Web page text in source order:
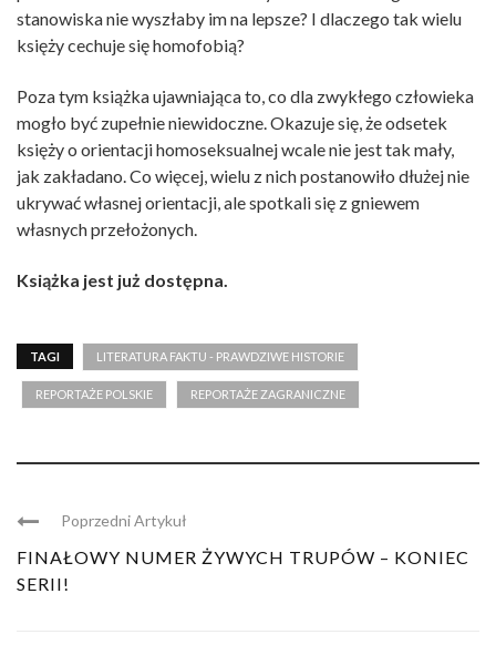
stanowiska nie wyszłaby im na lepsze? I dlaczego tak wielu
księży cechuje się homofobią?
Poza tym książka ujawniająca to, co dla zwykłego człowieka
mogło być zupełnie niewidoczne. Okazuje się, że odsetek
księży o orientacji homoseksualnej wcale nie jest tak mały,
jak zakładano. Co więcej, wielu z nich postanowiło dłużej nie
ukrywać własnej orientacji, ale spotkali się z gniewem
własnych przełożonych.
Książka jest już dostępna.
TAGI LITERATURA FAKTU - PRAWDZIWE HISTORIE
REPORTAŻE POLSKIE REPORTAŻE ZAGRANICZNE
Poprzedni Artykuł
FINAŁOWY NUMER ŻYWYCH TRUPÓW – KONIEC
SERII!